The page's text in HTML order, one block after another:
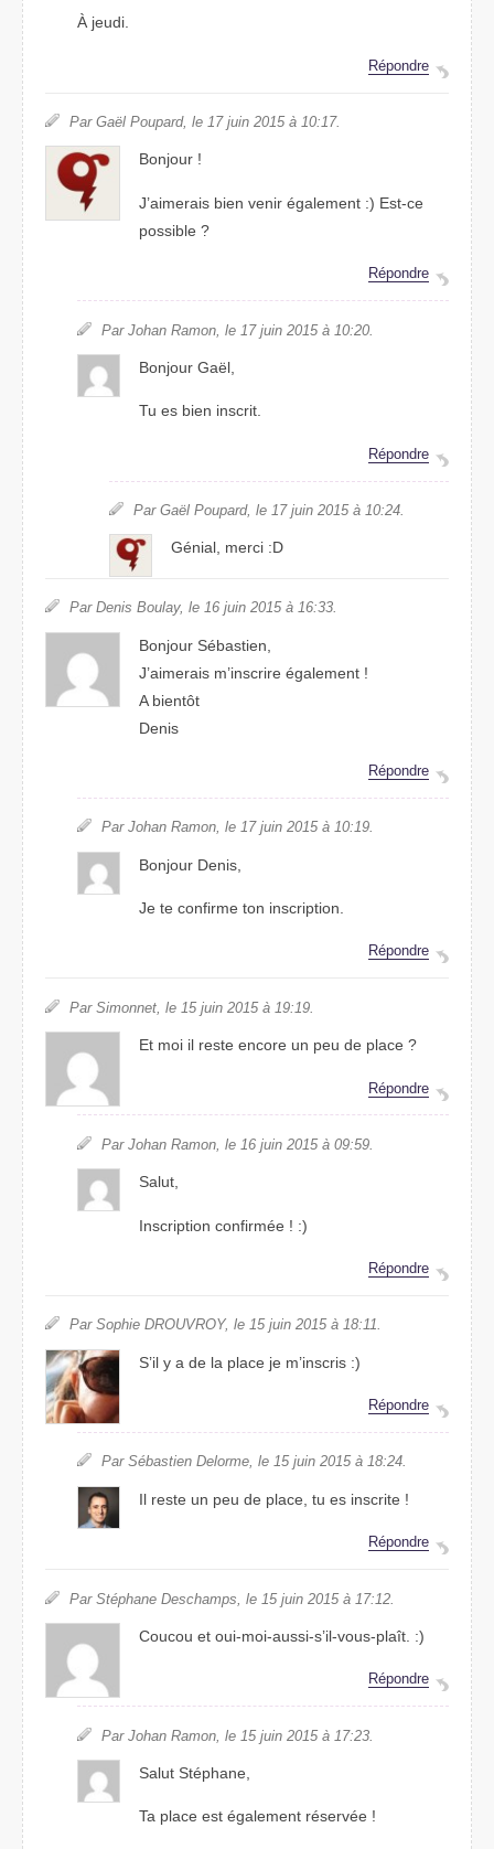
À jeudi.
Répondre
Par Gaël Poupard, le 17 juin 2015 à 10:17.
Bonjour !
J’aimerais bien venir également :) Est-ce
possible ?
Répondre
Par Johan Ramon, le 17 juin 2015 à 10:20.
Bonjour Gaël,
Tu es bien inscrit.
Répondre
Par Gaël Poupard, le 17 juin 2015 à 10:24.
Génial, merci :D
Par Denis Boulay, le 16 juin 2015 à 16:33.
Bonjour Sébastien,
J’aimerais m’inscrire également !
A bientôt
Denis
Répondre
Par Johan Ramon, le 17 juin 2015 à 10:19.
Bonjour Denis,
Je te confirme ton inscription.
Répondre
Par Simonnet, le 15 juin 2015 à 19:19.
Et moi il reste encore un peu de place ?
Répondre
Par Johan Ramon, le 16 juin 2015 à 09:59.
Salut,
Inscription confirmée ! :)
Répondre
Par Sophie DROUVROY, le 15 juin 2015 à 18:11.
S’il y a de la place je m’inscris :)
Répondre
Par Sébastien Delorme, le 15 juin 2015 à 18:24.
Il reste un peu de place, tu es inscrite !
Répondre
Par Stéphane Deschamps, le 15 juin 2015 à 17:12.
Coucou et oui-moi-aussi-s’il-vous-plaît. :)
Répondre
Par Johan Ramon, le 15 juin 2015 à 17:23.
Salut Stéphane,
Ta place est également réservée !